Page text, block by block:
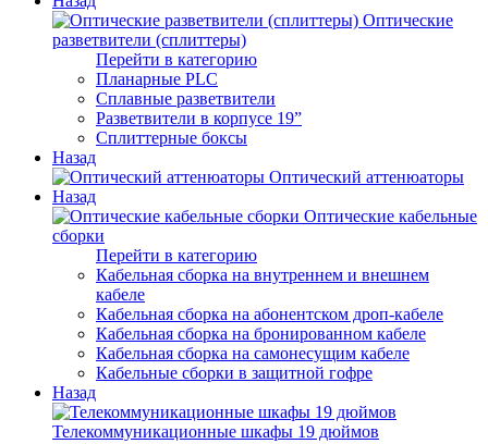
Оптические
разветвители (сплиттеры)
Перейти в категорию
Планарные PLC
Сплавные разветвители
Разветвители в корпусе 19”
Сплиттерные боксы
Назад
Оптический аттенюаторы
Назад
Оптические кабельные
сборки
Перейти в категорию
Кабельная сборка на внутреннем и внешнем
кабеле
Кабельная сборка на абонентском дроп-кабеле
Кабельная сборка на бронированном кабеле
Кабельная сборка на самонесущим кабеле
Кабельные сборки в защитной гофре
Назад
Телекоммуникационные шкафы 19 дюймов